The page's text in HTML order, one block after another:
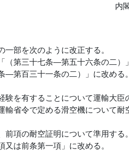
内
部を次のように改正する。
（第三十七条―第五十六条の二）
第百三十一条の二）」に改める。
験を有することについて運輸大臣
輸省令で定める滑空機について耐
項の耐空証明について準用する。
は前条第一項」に改める。